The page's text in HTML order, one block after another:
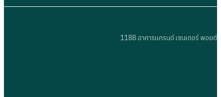
1188 อาคารแกรนด์ เซนเตอร์ พอย